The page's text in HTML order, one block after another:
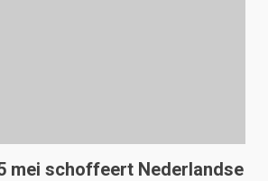
mei schoffeert Nederlandse